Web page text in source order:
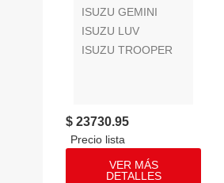
ISUZU GEMINI
ISUZU LUV
ISUZU TROOPER
$ 23730.95
VER MÁS
DETALLES